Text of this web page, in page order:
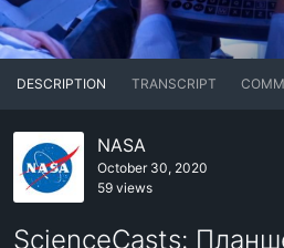
DESCRIPTION TRANSCRIPT
NASA
October 30, 2020
59 views
ScienceCasts: